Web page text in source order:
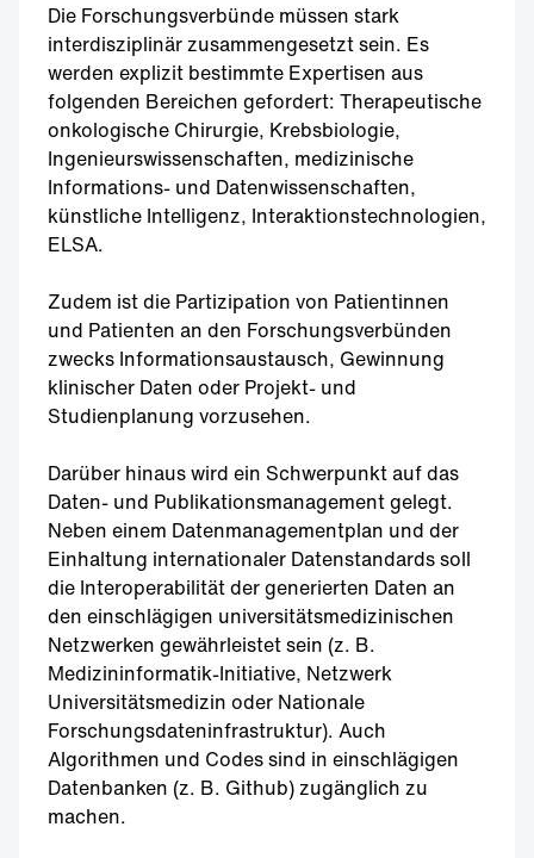
Die Forschungsverbünde müssen stark
interdisziplinär zusammengesetzt sein. Es
werden explizit bestimmte Expertisen aus
folgenden Bereichen gefordert: Therapeutische
onkologische Chirurgie, Krebsbiologie,
Ingenieurswissenschaften, medizinische
Informations- und Datenwissenschaften,
künstliche Intelligenz, Interaktionstechnologien,
ELSA.
Zudem ist die Partizipation von Patientinnen
und Patienten an den Forschungsverbünden
zwecks Informationsaustausch, Gewinnung
klinischer Daten oder Projekt- und
Studienplanung vorzusehen.
Darüber hinaus wird ein Schwerpunkt auf das
Daten- und Publikationsmanagement gelegt.
Neben einem Datenmanagementplan und der
Einhaltung internationaler Datenstandards soll
die Interoperabilität der generierten Daten an
den einschlägigen universitätsmedizinischen
Netzwerken gewährleistet sein (z. B.
Medizininformatik-Initiative, Netzwerk
Universitätsmedizin oder Nationale
Forschungsdateninfrastruktur). Auch
Algorithmen und Codes sind in einschlägigen
Datenbanken (z. B. Github) zugänglich zu
machen.